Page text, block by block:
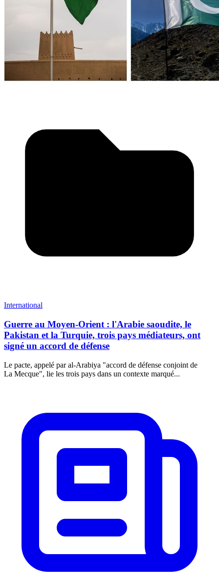
International
Guerre au Moyen-Orient : l'Arabie saoudite, le
Pakistan et la Turquie, trois pays médiateurs, ont
signé un accord de défense
Le pacte, appelé par al-Arabiya "accord de défense conjoint de
La Mecque", lie les trois pays dans un contexte marqué...